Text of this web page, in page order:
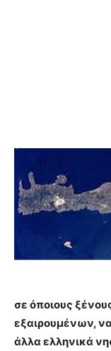
σε όποιους
εξαιρουμένων,
άλλα ελληνικά